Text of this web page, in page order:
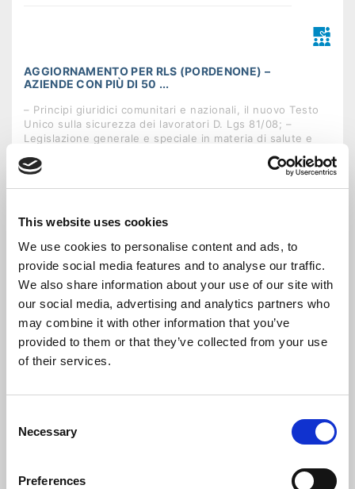
This website uses cookies
We use cookies to personalise content and ads, to
provide social media features and to analyse our traffic.
We also share information about your use of our site with
our social media, advertising and analytics partners who
may combine it with other information that you’ve
provided to them or that they’ve collected from your use
of their services.
Selection
Necessary
Preferences
AGGIORNAMENTO PER RLS (PORDENONE) –
AZIENDE CON PIÙ DI 50 ...
– Principi giuridici comunitari e nazionali, il nuovo Testo
Unico sulla sicurezza dei lavoratori D. Lgs 81/08; –
Legislazione generale e speciale in materia di salute e
TIPOLOGIA CORSOFORMAZIONE IN AULA
DATA INIZIO15-09-2026
SEDE UNISEF PN - PIAZZETTA DEL PORTELLO, 2
PORDENONE